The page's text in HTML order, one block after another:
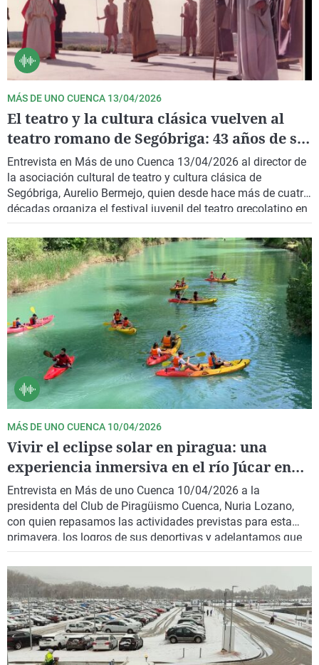
MÁS DE UNO CUENCA 13/04/2026
El teatro y la cultura clásica vuelven al
teatro romano de Segóbriga: 43 años de su
festival juvenil
Entrevista en Más de uno Cuenca 13/04/2026 al director de
la asociación cultural de teatro y cultura clásica de
Segóbriga, Aurelio Bermejo, quien desde hace más de cuatro
décadas organiza el festival juvenil del teatro grecolatino en
el teatro romano de Segóbriga, en Saelices (Cuenca).
MÁS DE UNO CUENCA 10/04/2026
Vivir el eclipse solar en piragua: una
experiencia inmersiva en el río Júcar en
Cuenca
Entrevista en Más de uno Cuenca 10/04/2026 a la
presidenta del Club de Piragüismo Cuenca, Nuria Lozano,
con quien repasamos las actividades previstas para esta
primavera, los logros de sus deportivas y adelantamos que
se sumarán a las actividades organizadas en la ciudad con
motivo del eclipse solar del 12 de agosto.